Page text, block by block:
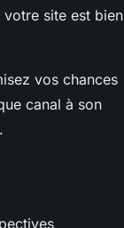
site est bien
vos chances
canal à son